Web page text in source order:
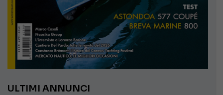
ULTIMI ANNUNCI